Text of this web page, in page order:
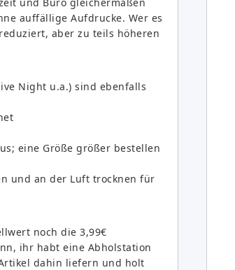
auffällige Aufdrucke. Wer es
aber zu teils höheren
Night u.a.) sind ebenfalls
eine Größe größer bestellen
und an der Luft trocknen für
noch die 3,99€
ihr habt eine Abholstation
Artikel dahin liefern und holt